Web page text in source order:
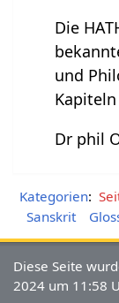
Die
und
Dr phil
Kategorien:
Sanskrit
Diese Seite
2024 um 11:58